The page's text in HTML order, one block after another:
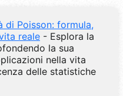
di Poisson: formula,
reale - Esplora la
la sua
nella vita
delle statistiche